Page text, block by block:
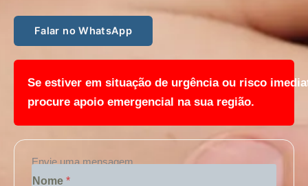
Falar no WhatsApp
Se estiver em situação de urgência ou risco
procure apoio emergencial na sua região.
Envie uma mensagem
Nome *